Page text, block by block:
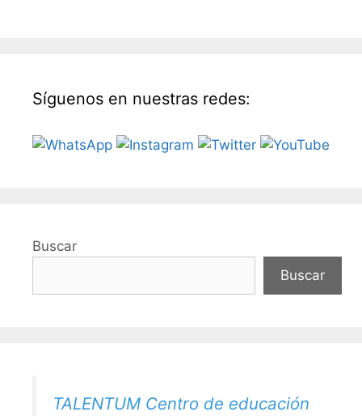
Síguenos en nuestras redes:
Buscar
Buscar
TALENTUM Centro de educación